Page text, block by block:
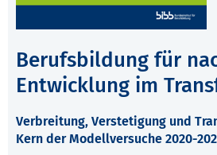
Berufsbildung für
Entwicklung im
Verbreitung, Verstetigung und
Kern der Modellversuche 2020-